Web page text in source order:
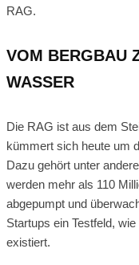
RAG.
VOM BERGBAU
WASSER
Die RAG ist aus dem
kümmert sich heute um
Dazu gehört unter
werden mehr als 110
abgepumpt und
Startups ein Testfeld,
existiert.